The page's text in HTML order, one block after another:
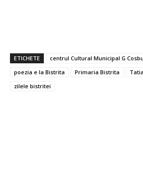
ETICHETE
centrul Cultural Municipal G
poezia e la Bistrita
Primaria Bistrita
zilele bistritei